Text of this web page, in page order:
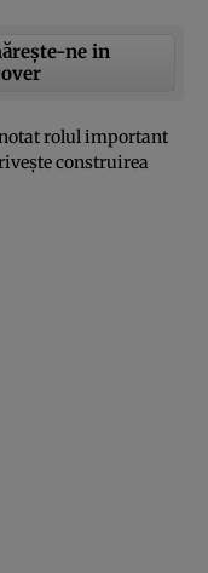
ne in
rolul important
construirea